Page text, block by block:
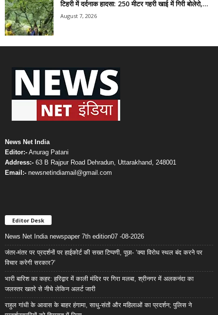
टिहरी में दर्दनाक हादसा: 250 मीटर गहरी खाई में गिरी बोलेरो,...
August 7, 2026
News Net India
Editor:- Anurag Patani
Address:- 63 B Rajpur Road Dehradun, Uttarakhand, 248001
Email:- newsnetindiamail@gmail.com
Editor Desk
News Net India newspaper 7th edition07 -08-2026
जंतर-मंतर पर प्रदर्शनों पर हाईकोर्ट की सख्त टिप्पणी, पूछा- ‘क्या विरोध स्थल बंद करने पर
विचार करेगी सरकार?’
भारी बारिश का कहर: हरिद्वार में काली मंदिर पर गिरा मलबा, श्रीनगर में अलकनंदा का
जलस्तर खतरे से नीचे लेकिन अलर्ट जारी
राहुल गांधी के आवास के बाहर हंगामा, साधु-संतों और महिलाओं का प्रदर्शन; पुलिस ने